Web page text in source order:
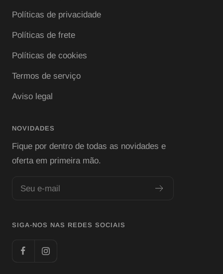
Políticas de privacidade
Políticas de frete
Políticas de cookies
Termos de serviço
Aviso legal
NOVIDADES
Fique por dentro de todas as novidades e
oferta em primeira mão.
Seu e-mail
SIGA-NOS NAS REDES SOCIAIS